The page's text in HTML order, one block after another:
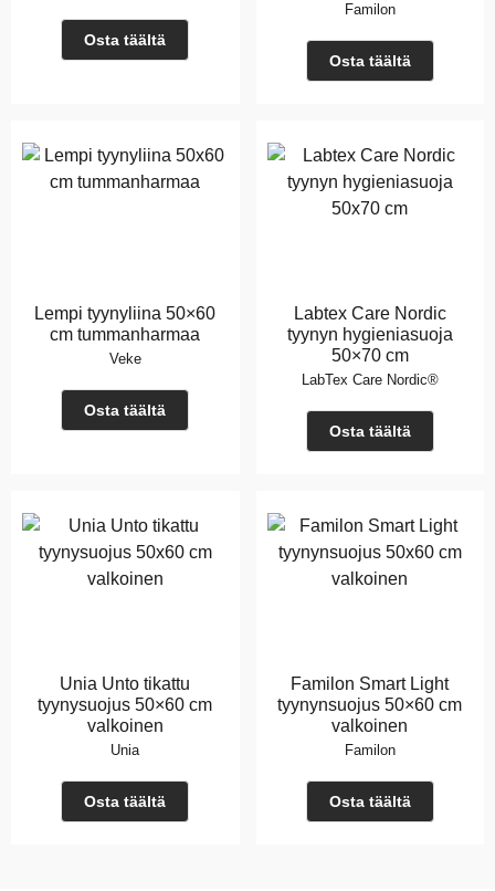
Osta täältä
Familon
Osta täältä
Lempi tyynyliina 50×60
cm tummanharmaa
Veke
Osta täältä
Labtex Care Nordic
tyynyn hygieniasuoja
50×70 cm
LabTex Care Nordic®
Osta täältä
Unia Unto tikattu
tyynysuojus 50×60 cm
valkoinen
Unia
Osta täältä
Familon Smart Light
tyynynsuojus 50×60 cm
valkoinen
Familon
Osta täältä